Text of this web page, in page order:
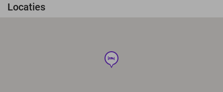
Locaties
hotel